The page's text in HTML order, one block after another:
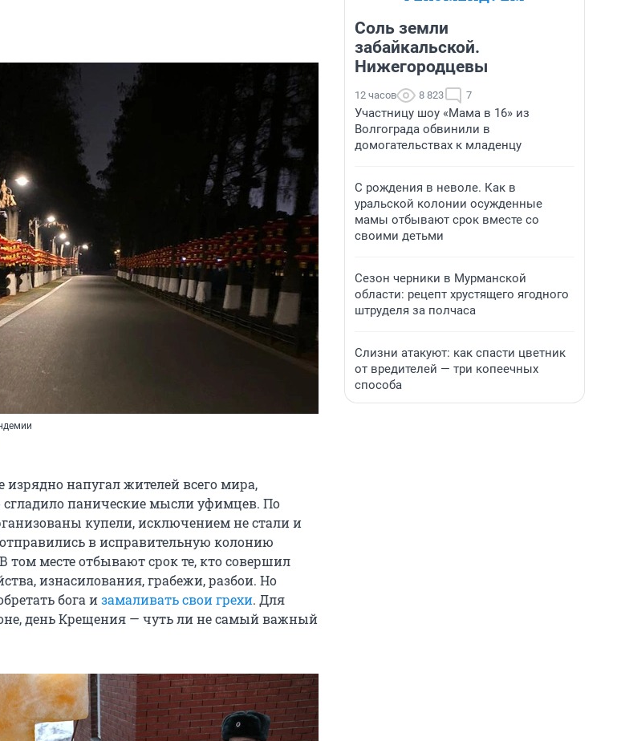
напугал жителей всего мира,
сгладило панические мысли уфимцев. По
купели, исключением не стали и
в исправительную колонию
месте отбывают срок те, кто совершил
изнасилования, грабежи, разбои. Но
бога изамаливать свои грехи. Для
день Крещения — чуть ли не самый важный
Соль земли
забайкальской.
Нижегородцевы
12 часов 8 823 7
Участницу шоу «Мама в 16» из
Волгограда обвинили в
домогательствах к младенцу
С рождения в неволе. Как в
уральской колонии осужденные
мамы отбывают срок вместе со
своими детьми
Сезон черники в Мурманской
области: рецепт хрустящего ягодного
штруделя за полчаса
Слизни атакуют: как спасти цветник
от вредителей — три копеечных
способа